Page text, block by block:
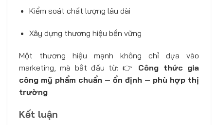
Kiểm soát chất lượng lâu dài
Xây dựng thương hiệu bền vững
Một thương hiệu mạnh không chỉ dựa vào
marketing, mà bắt đầu từ: 👉 Công thức gia
công mỹ phẩm chuẩn – ổn định – phù hợp thị
trường
Kết luận